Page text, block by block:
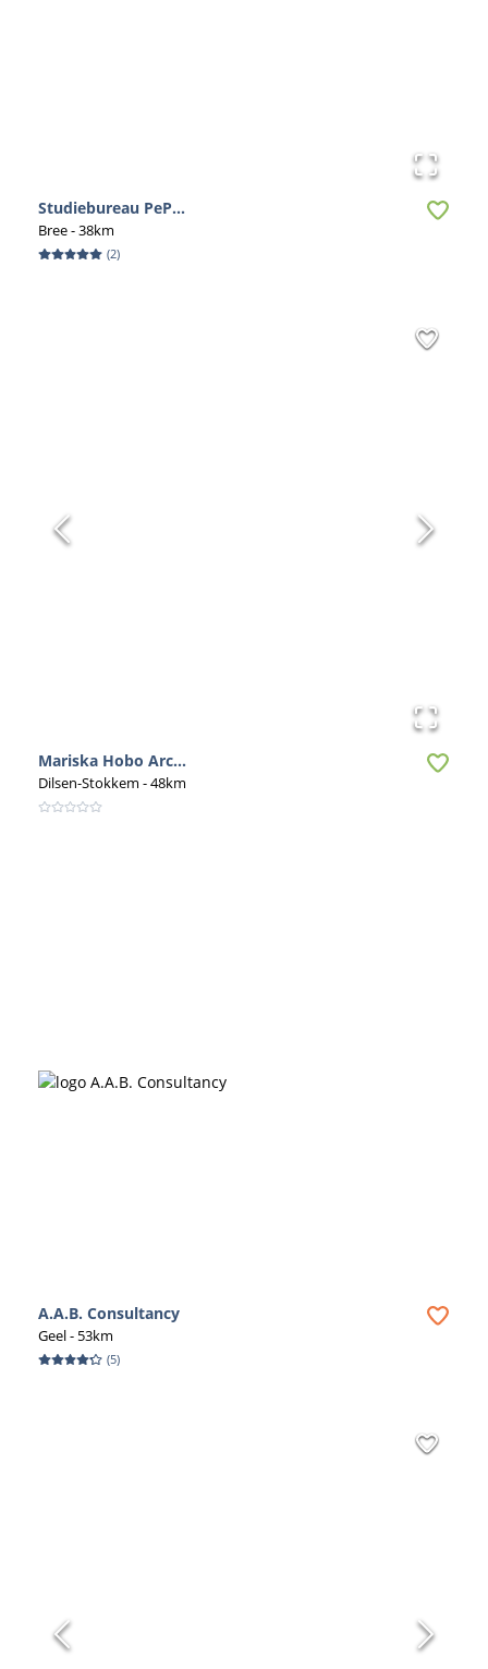
Studiebureau PeP...
Bree- 38km
(2)
Mariska Hobo Arc...
Dilsen-Stokkem - 48km
A.A.B. Consultancy
Geel- 53km
(5)